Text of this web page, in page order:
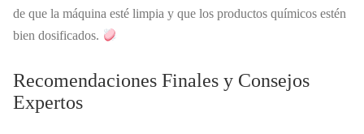
de que la máquina esté limpia y que los productos químicos estén
bien dosificados.
Recomendaciones Finales y Consejos
Expertos